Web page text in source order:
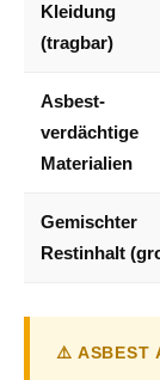
Kleidung
(tragbar)
Asbest-
verdächtige
Materialien
Gemischter
Restinhalt
⚠️ ASBEST